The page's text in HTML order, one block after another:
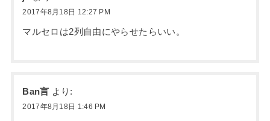
2017年8月18日 12:27 PM
マルセロは2列自由にやらせたらいい。
Ban言 より:
2017年8月18日 1:46 PM